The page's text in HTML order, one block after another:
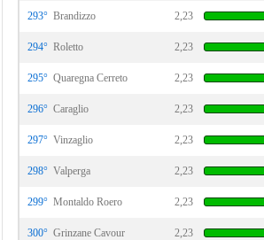
293° Brandizzo 2,23
294° Roletto 2,23
295° Quaregna Cerreto 2,23
296° Caraglio 2,23
297° Vinzaglio 2,23
298° Valperga 2,23
299° Montaldo Roero 2,23
300° Grinzane Cavour 2,23